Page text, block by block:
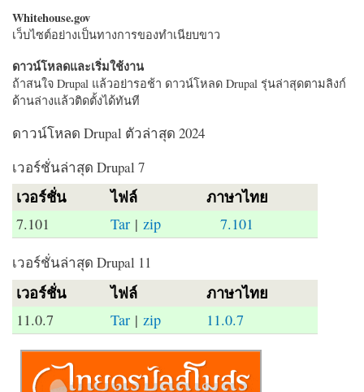
Whitehouse.gov
เว็บไซต์อย่างเป็นทางการของทำเนียบขาว
ดาวน์โหลดและเริ่มใช้งาน
ถ้าสนใจ Drupal แล้วอย่ารอช้า ดาวน์โหลด Drupal รุ่นล่าสุดตามลิงก์
ด้านล่างแล้วติดตั้งได้ทันที
ดาวน์โหลด Drupal ตัวล่าสุด 2024
เวอร์ชั่นล่าสุด Drupal 7
เวอร์ชั่น ไฟล์ ภาษาไทย
7.101 Tar |zip 7.101
เวอร์ชั่นล่าสุด Drupal 11
เวอร์ชั่น ไฟล์ ภาษาไทย
11.0.7 Tar | zip 11.0.7